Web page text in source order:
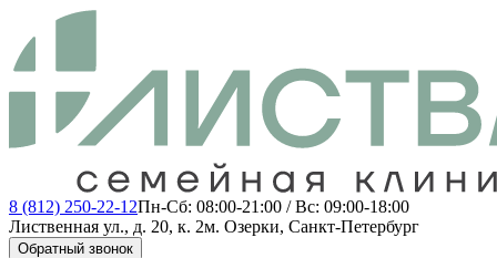
8 (812) 250-22-12Пн-Сб: 08:00-21:00 / Вс: 09:00-18:00
Лиственная ул., д. 20, к. 2м. Озерки, Санкт-Петербург
Обратный звонок